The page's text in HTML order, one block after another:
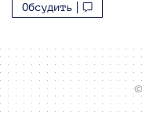
Обсудить
©